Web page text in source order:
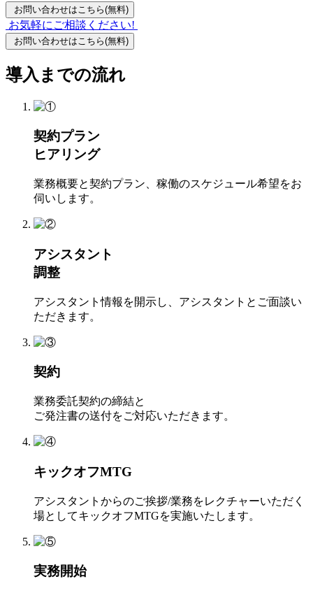
お問い合わせはこちら(無料)
お気軽にご相談ください!
お問い合わせはこちら(無料)
導入までの流れ
契約プラン
ヒアリング
業務概要と契約プラン、稼働のスケジュール希望をお
伺いします。
アシスタント
調整
アシスタント情報を開示し、アシスタントとご面談い
ただきます。
契約
業務委託契約の締結と
ご発注書の送付をご対応いただきます。
キックオフMTG
アシスタントからのご挨拶/業務をレクチャーいただく
場としてキックオフMTGを実施いたします。
実務開始